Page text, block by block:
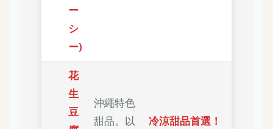
ー
シ
ー)
花
生
豆
沖繩特色
甜品。以
冷涼甜品首選！